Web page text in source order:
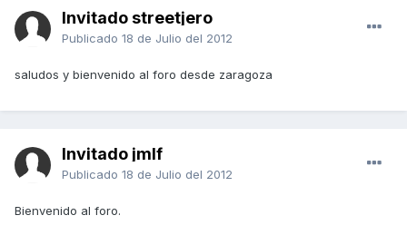
Invitado streetjero
Publicado 18 de Julio del 2012
saludos y bienvenido al foro desde zaragoza
Invitado jmlf
Publicado 18 de Julio del 2012
Bienvenido al foro.